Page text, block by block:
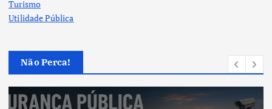
Turismo
Utilidade Pública
Não Perca!